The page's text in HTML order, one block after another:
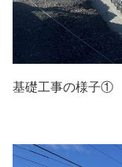
基礎工事の様子①